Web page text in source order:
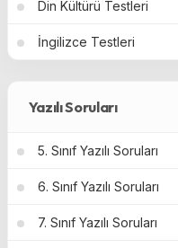
Din Kültürü Testleri
İngilizce Testleri
Yazılı Soruları
5. Sınıf Yazılı Soruları
6. Sınıf Yazılı Soruları
7. Sınıf Yazılı Soruları